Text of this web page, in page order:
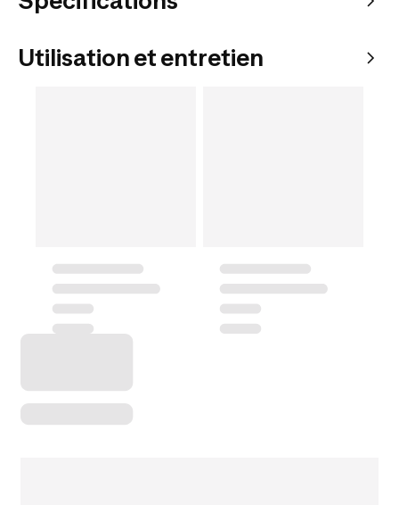
Utilisation et entretien